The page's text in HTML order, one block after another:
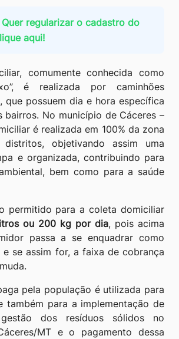
Quer regularizar o cadastro do
aqui!
comumente conhecida como
é realizada por caminhões
que possuem dia e hora específica
bairros. No município de Cáceres –
é realizada em 100% da zona
objetivando assim uma
e organizada, contribuindo para
bem como para a saúde
permitido para a coleta domiciliar
ou 200 kg por dia, pois acima
passa a se enquadrar como
se assim for, a faixa de cobrança
pela população é utilizada para
também para a implementação de
dos resíduos sólidos no
MT e o pagamento dessa